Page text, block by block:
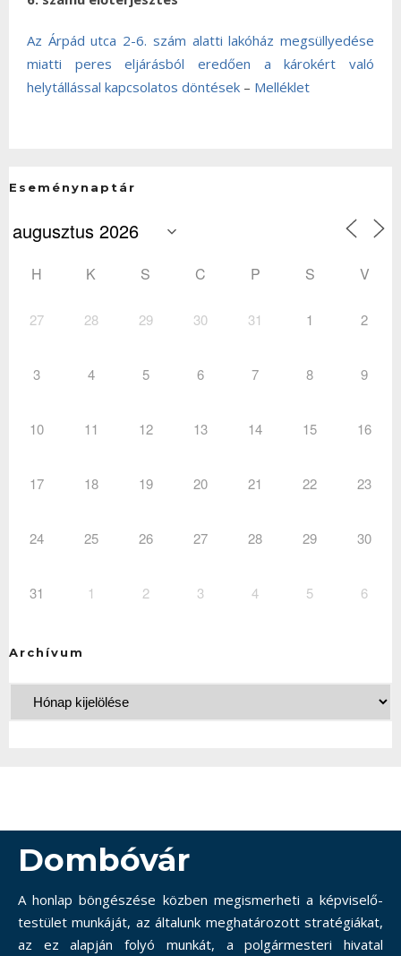
Az Árpád utca 2-6. szám alatti lakóház megsüllyedése
miatti peres eljárásból eredően a károkért való
helytállással kapcsolatos döntések – Melléklet
Eseménynaptár
H K S C P S V
27 28 29 30 31 1 2
3 4 5 6 7 8 9
10 11 12 13 14 15 16
17 18 19 20 21 22 23
24 25 26 27 28 29 30
31 1 2 3 4 5 6
Archívum
Dombóvár
A honlap böngészése közben megismerheti a képviselő-
testület munkáját, az általunk meghatározott stratégiákat,
az ez alapján folyó munkát, a polgármesteri hivatal